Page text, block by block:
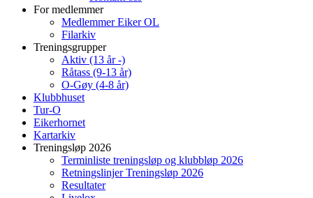
For medlemmer
Medlemmer Eiker OL
Filarkiv
Treningsgrupper
Aktiv (13 år -)
Råtass (9-13 år)
O-Gøy (4-8 år)
Klubbhuset
Tur-O
Eikerhornet
Kartarkiv
Treningsløp 2026
Terminliste treningsløp og klubbløp 2026
Retningslinjer Treningsløp 2026
Resultater